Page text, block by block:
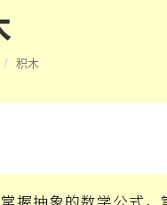
积木